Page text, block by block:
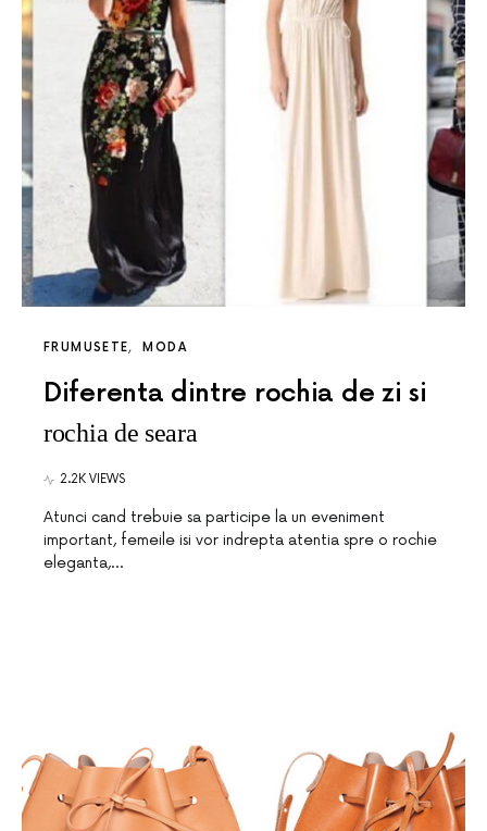
FRUMUSETE MODA
Diferenta dintre rochia de zi si
rochia de seara
2.2K VIEWS
Atunci cand trebuie sa participe la un eveniment
important, femeile isi vor indrepta atentia spre o rochie
eleganta,…